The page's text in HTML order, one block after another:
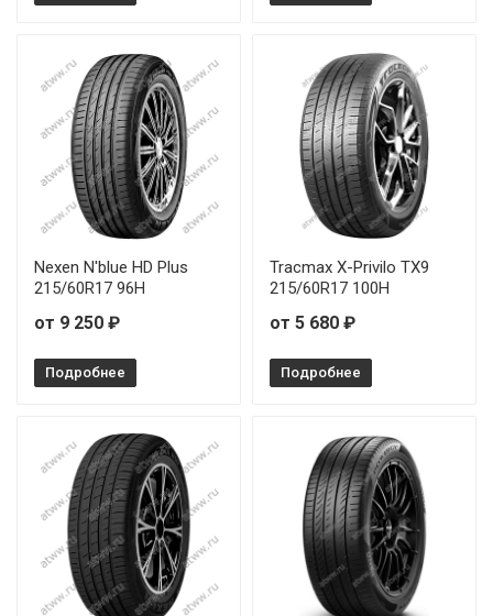
Nexen N'blue HD Plus
215/60R17 96H
от 9 250 ₽
Подробнее
Tracmax X-Privilo TX9
215/60R17 100H
от 5 680 ₽
Подробнее